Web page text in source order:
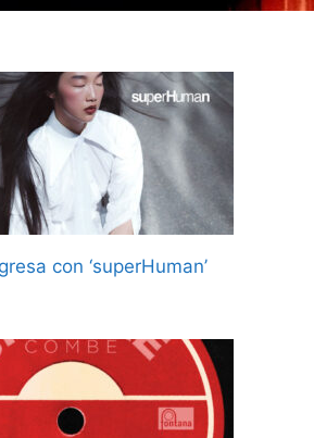
con ‘superHuman’